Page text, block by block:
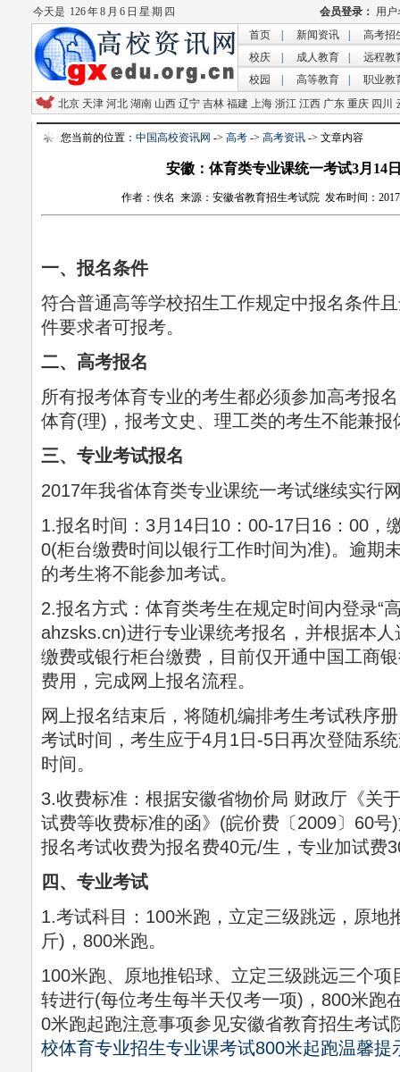
今天是 126 年 8 月 6 日 星 期 四
首页
新闻资讯
高考招
校庆
成人教育
远程教
校园
高等教育
职业教
北京 天津 河北 湖南 山西 辽宁 吉林 福建 上海 浙江 江西 广东 重庆 四川
您当前的位置： 中国高校资讯网 -> 高考 -> 高考资讯 -> 文章内容
安徽：体育类专业课统一考试3月14
作者：佚名 来源：安徽省教育招生考试院 发布时间：
一、报名条件
符合普通高等学校招生工作规定中报名条件
件要求者可报考。
二、高考报名
所有报考体育专业的考生都必须参加高考报
体育(理)，报考文史、理工类的考生不能兼报
三、专业考试报名
2017年我省体育类专业课统一考试继续实行
1.报名时间：3月14日10：00-17日16：00，
0(柜台缴费时间以银行工作时间为准)。逾期
的考生将不能参加考试。
2.报名方式：体育类考生在规定时间内登录“
ahzsks.cn)进行专业课统考报名，并根据本
缴费或银行柜台缴费，目前仅开通中国工商
费用，完成网上报名流程。
网上报名结束后，将随机编排考生考试秩序
考试时间，考生应于4月1日-5日再次登陆系
时间。
3.收费标准：根据安徽省物价局 财政厅《关
试费等收费标准的函》(皖价费〔2009〕60
报名考试收费为报名费40元/生，专业加试费
四、专业考试
1.考试科目：100米跑，立定三级跳远，原地
斤)，800米跑。
100米跑、原地推铅球、立定三级跳远三个
转进行(每位考生每半天仅考一项)，800米跑
0米跑起跑注意事项参见安徽省教育招生考试
校体育专业招生专业课考试800米起跑温馨提